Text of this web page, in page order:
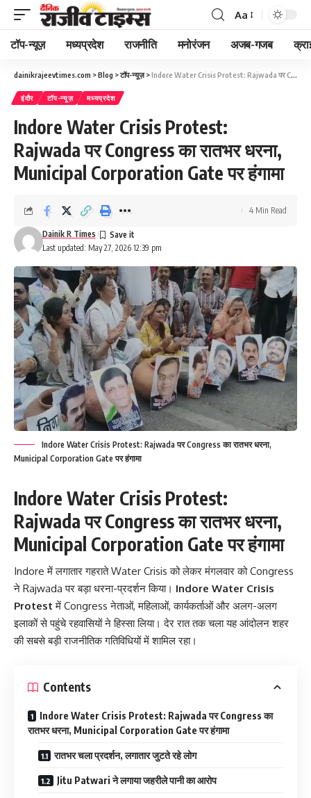
Font
Resizer
Aa
टॉप-न्यूज़ मध्यप्रदेश राजनीति मनोरंजन अजब-गजब
dainikrajeevtimes.com >Blog >टॉप-न्यूज़>Indore Water Crisis Protest: Rajwada पर Congress का रातभर धरना, Municipal Corporation Gate पर हंगामा
इंदौर टॉप-न्यूज़ मध्यप्रदेश
Indore Water Crisis Protest:
Rajwada पर Congress का रातभर धरना,
Municipal Corporation Gate पर हंगामा
Last updated: May 27, 2026 12:39 pm
Dainik R Times
4 Min Read
Indore Water Crisis Protest: Rajwada पर Congress का रातभर धरना,
Municipal Corporation Gate पर हंगामा
Indore Water Crisis Protest:
Rajwada पर Congress का रातभर धरना,
Municipal Corporation Gate पर हंगामा
Indore में लगातार गहराते Water Crisis को लेकर मंगलवार को Congress
ने Rajwada पर बड़ा धरना-प्रदर्शन किया। Indore Water Crisis
Protest में Congress नेताओं, महिलाओं, कार्यकर्ताओं और अलग-अलग
इलाकों से पहुंचे रहवासियों ने हिस्सा लिया। देर रात तक चला यह आंदोलन शहर
की सबसे बड़ी राजनीतिक गतिविधियों में शामिल रहा।
Contents
Indore Water Crisis Protest: Rajwada पर Congress का
रातभर धरना, Municipal Corporation Gate पर हंगामा
रातभर चला प्रदर्शन, लगातार जुटते रहे लोग
Jitu Patwari ने लगाया जहरीले पानी का आरोप